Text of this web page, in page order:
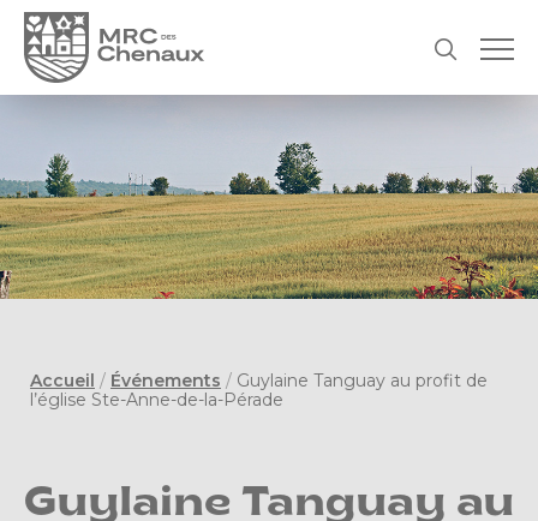
Accueil / Événements / Guylaine Tanguay au profit de
l’église Ste-Anne-de-la-Pérade
Guylaine Tanguay au